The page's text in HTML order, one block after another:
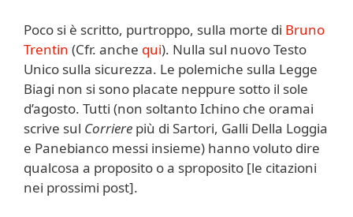
Poco si è scritto, purtroppo, sulla morte di Bruno
Trentin (Cfr. anche qui). Nulla sul nuovo Testo
Unico sulla sicurezza. Le polemiche sulla Legge
Biagi non si sono placate neppure sotto il sole
d’agosto. Tutti (non soltanto Ichino che oramai
scrive sul Corriere più di Sartori, Galli Della Loggia
e Panebianco messi insieme) hanno voluto dire
qualcosa a proposito o a sproposito [le citazioni
nei prossimi post].